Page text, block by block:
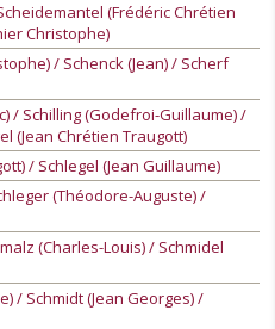
(Frédéric Chrétien
Christophe)
/ Schenck (Jean) / Scherf
/ Schilling (Godefroi-Guillaume) /
(Jean Chrétien Traugott)
/ Schlegel (Jean Guillaume)
(Théodore-Auguste) /
(Charles-Louis) / Schmidel
/ Schmidt (Jean Georges) /